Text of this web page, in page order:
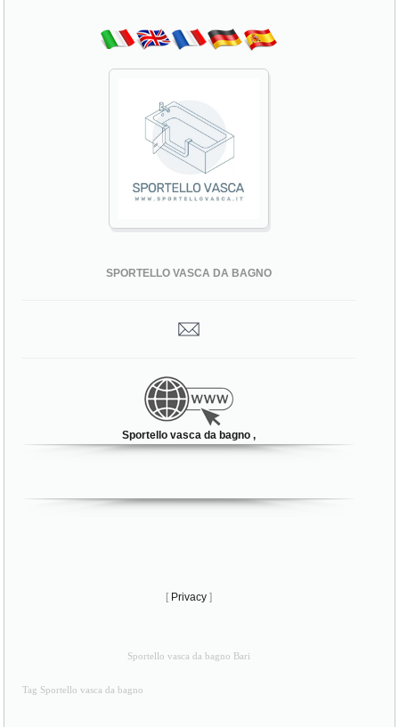
SPORTELLO VASCA DA BAGNO
Sportello vasca da bagno ,
[ Privacy ]
Sportello vasca da bagno Bari
Tag Sportello vasca da bagno